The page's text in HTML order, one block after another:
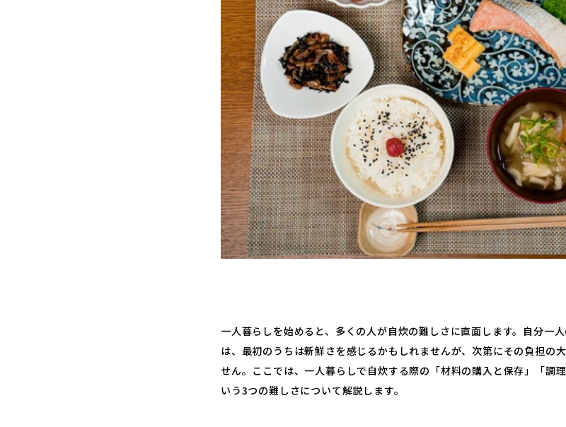
一人暮らしを始めると、多くの人が自炊の難しさに直面します。自分一
は、最初のうちは新鮮さを感じるかもしれませんが、次第にその負担の
せん。ここでは、一人暮らしで自炊する際の「材料の購入と保存」「調
いう3つの難しさについて解説します。